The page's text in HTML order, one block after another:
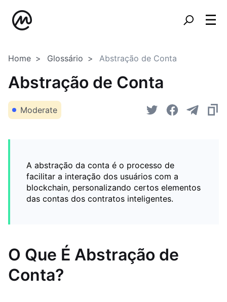
Home Glossário Abstração de Conta
Abstração de Conta
Moderate
A abstração da conta é o processo de
facilitar a interação dos usuários com a
blockchain, personalizando certos elementos
das contas dos contratos inteligentes.
O Que É Abstração de
Conta?